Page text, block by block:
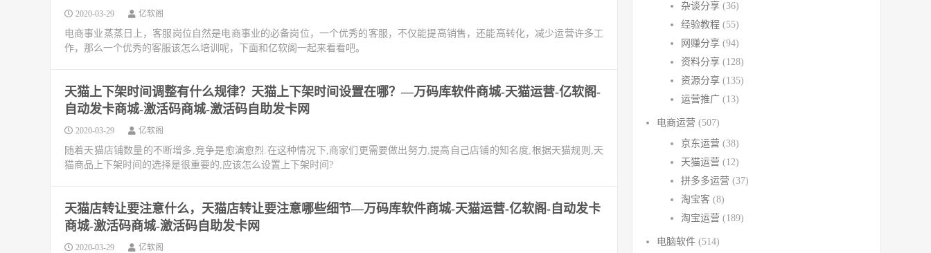
2020-03-29 亿软阁
电商事业蒸蒸日上，客服岗位自然是电商事业的必备岗位，一个优秀的客服，不仅能提高销售，还能高转化，减少运营许多工
作，那么一个优秀的客服该怎么培训呢，下面和亿软阁一起来看看吧。
天猫上下架时间调整有什么规律？天猫上下架时间设置在哪？—万码库软件商城-天猫运营-亿软阁-
自动发卡商城-激活码商城-激活码自助发卡网
2020-03-29 亿软阁
随着天猫店铺数量的不断增多,竞争是愈演愈烈.在这种情况下,商家们更需要做出努力,提高自己店铺的知名度,根据天猫规则,天
猫商品上下架时间的选择是很重要的,应该怎么设置上下架时间?
天猫店转让要注意什么，天猫店转让要注意哪些细节—万码库软件商城-天猫运营-亿软阁-自动发卡
商城-激活码商城-激活码自助发卡网
2020-03-29 亿软阁
杂谈分享 (36)
经验教程 (55)
网赚分享 (94)
资料分享 (128)
资源分享 (135)
运营推广 (13)
电商运营 (507)
京东运营 (38)
天猫运营 (12)
拼多多运营 (37)
淘宝客 (8)
淘宝运营 (189)
电脑软件 (514)